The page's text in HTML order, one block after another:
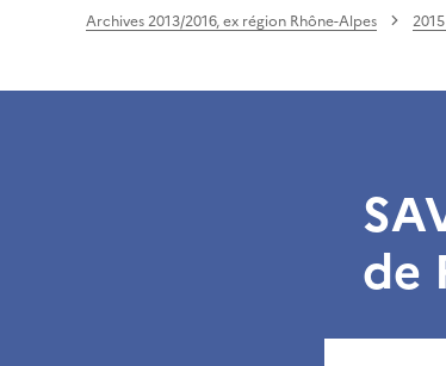
Archives 2013/2016, ex région Rhône-Alpes
de